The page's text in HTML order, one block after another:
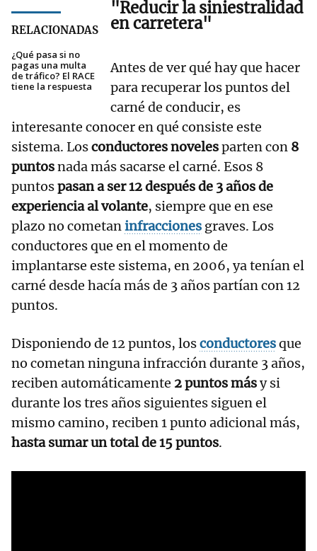
RELACIONADAS
¿Qué pasa si no
pagas una multa
de tráfico? El RACE
tiene la respuesta
"Reducir la siniestralidad
en carretera"
Antes de ver qué hay que hacer
para recuperar los puntos del
carné de conducir, es
interesante conocer en qué consiste este
sistema. Losconductores novelesparten con 8
puntosnada más sacarse el carné. Esos 8
puntospasan a ser 12 después de 3 años de
experiencia al volante, siempre que en ese
plazo no cometaninfracciones graves. Los
conductores que en el momento de
implantarse este sistema, en 2006, ya tenían el
carné desde hacía más de 3 años partían con 12
puntos.
Disponiendo de 12 puntos, losconductoresque
no cometan ninguna infracción durante 3 años,
reciben automáticamente 2 puntos másy si
durante los tres años siguientes siguen el
mismo camino, reciben 1 punto adicional más,
hasta sumar un total de 15 puntos.